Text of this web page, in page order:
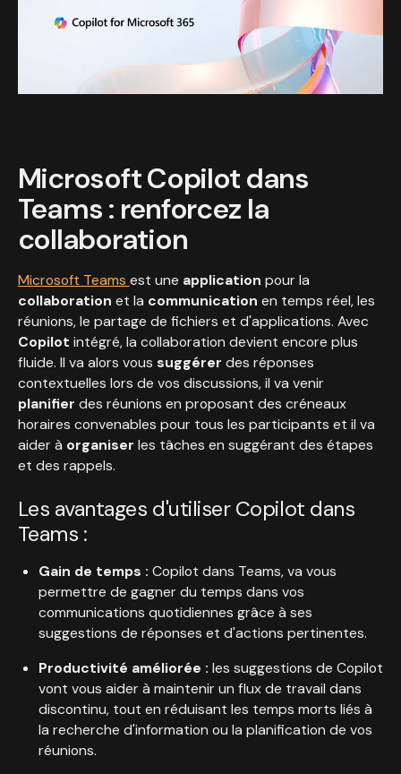
Microsoft Copilot dans
Teams : renforcez la
collaboration
Microsoft Teams est une application pour la
collaboration et la communication en temps réel, les
réunions, le partage de fichiers et d'applications. Avec
Copilot intégré, la collaboration devient encore plus
fluide. Il va alors vous suggérer des réponses
contextuelles lors de vos discussions, il va venir
planifier des réunions en proposant des créneaux
horaires convenables pour tous les participants et il va
aider à organiser les tâches en suggérant des étapes
et des rappels.
Les avantages d'utiliser Copilot dans
Teams :
Gain de temps : Copilot dans Teams, va vous
permettre de gagner du temps dans vos
communications quotidiennes grâce à ses
suggestions de réponses et d'actions pertinentes.
Productivité améliorée :les suggestions de Copilot
vont vous aider à maintenir un flux de travail dans
discontinu, tout en réduisant les temps morts liés à
la recherche d'information ou la planification de vos
réunions.